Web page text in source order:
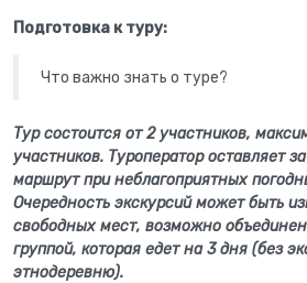
Подготовка к туру:
Что важно знать о туре?
Тур состоится от 2 участников,
участников. Туроператор оставляет
маршрут при неблагоприятных
Очередность экскурсий может быть
свободных мест, возможно
группой, которая едет на 3 дня (без
этнодеревню).